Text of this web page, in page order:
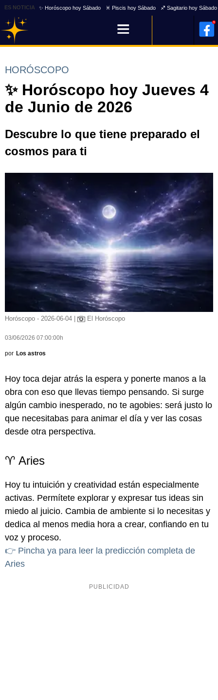
ES NOTICIA ✨ Horóscopo hoy Sábado ♓ Piscis hoy Sábado ♐ Sagitario hoy Sábado
HORÓSCOPO
✨ Horóscopo hoy Jueves 4
de Junio de 2026
Descubre lo que tiene preparado el
cosmos para ti
Horóscopo - 2026-06-04 | El Horóscopo
03/06/2026 07:00:00h
por Los astros
Hoy toca dejar atrás la espera y ponerte manos a la
obra con eso que llevas tiempo pensando. Si surge
algún cambio inesperado, no te agobies: será justo lo
que necesitabas para animar el día y ver las cosas
desde otra perspectiva.
♈ Aries
Hoy tu intuición y creatividad están especialmente
activas. Permítete explorar y expresar tus ideas sin
miedo al juicio. Cambia de ambiente si lo necesitas y
dedica al menos media hora a crear, confiando en tu
voz y proceso.
👉 Pincha ya para leer la predicción completa de
Aries